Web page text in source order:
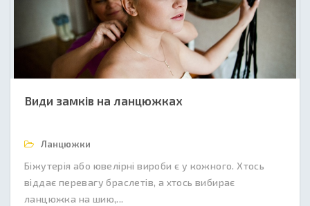
Види замків на ланцюжках
Ланцюжки
Біжутерія або ювелірні вироби є у кожного. Хтось
віддає перевагу браслетів, а хтось вибирає
ланцюжка на шию,...